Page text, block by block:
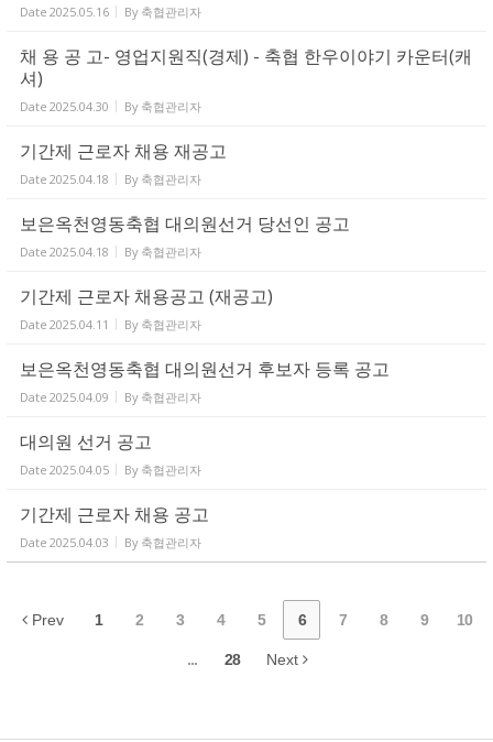
Date 2025.05.16 By 축협관리자
채 용 공 고- 영업지원직(경제) - 축협 한우이야기 카운터(캐
셔)
Date 2025.04.30 By 축협관리자
기간제 근로자 채용 재공고
Date 2025.04.18 By 축협관리자
보은옥천영동축협 대의원선거 당선인 공고
Date 2025.04.18 By 축협관리자
기간제 근로자 채용공고 (재공고)
Date 2025.04.11 By 축협관리자
보은옥천영동축협 대의원선거 후보자 등록 공고
Date 2025.04.09 By 축협관리자
대의원 선거 공고
Date 2025.04.05 By 축협관리자
기간제 근로자 채용 공고
Date 2025.04.03 By 축협관리자
Prev 1 2 3 4 5 6 7 8 9 10
... 28 Next